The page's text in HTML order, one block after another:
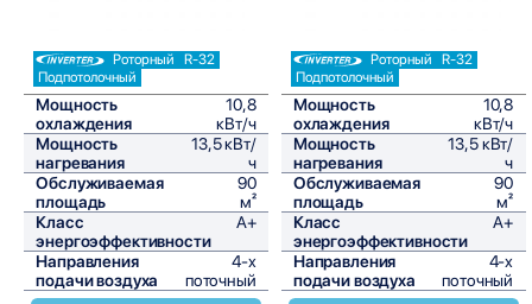
Роторный
R-32
Подпотолочный
Мощность
охлаждения
10,8
кВт/ч
Мощность
нагревания
13,5 кВт/
ч
Обслуживаемая
площадь
90
м²
Класс
энергоэффективности
A+
Направления
подачи воздуха
4-х
поточный
Роторный
R-32
Подпотолочный
Мощность
охлаждения
10,8
кВт/ч
Мощность
нагревания
13,5 кВт/
ч
Обслуживаемая
площадь
90
м²
Класс
энергоэффективности
A+
Направления
подачи воздуха
4-х
поточный